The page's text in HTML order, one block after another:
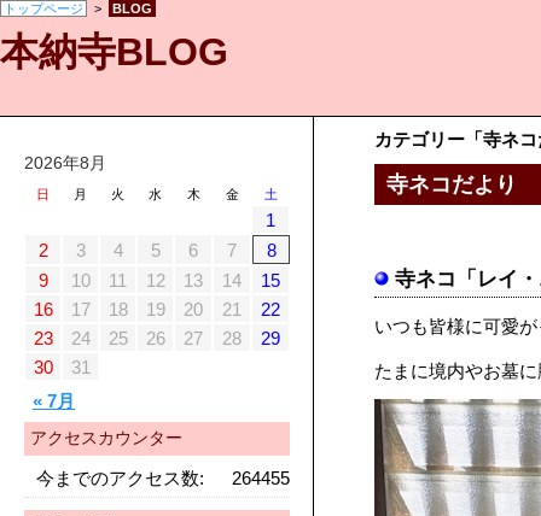
本納寺BLOG
トップページ > BLOG
2026年8月
日 月 火 水 木 金 土
« 7月
1
2
3 4 5 6 7
8
9
10 11 12 13 14
15
16
17 18 19 20 21
22
23
24 25 26 27 28
29
30
31
アクセスカウンター
264455
今までのアクセス数:
カテゴリー「寺ネ
寺ネコだより
寺ネコ「レイ
いつも皆様に可愛
たまに境内やお墓